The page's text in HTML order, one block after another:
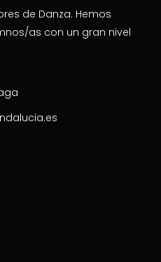
de Danza. Hemos
as con un gran nivel